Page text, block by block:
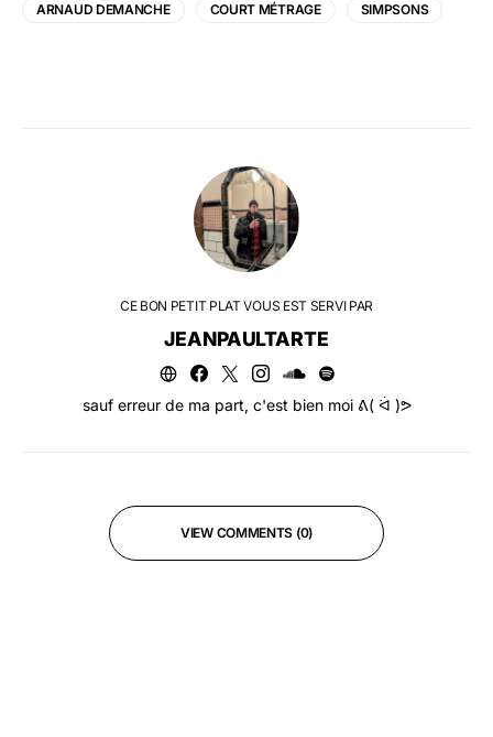
ARNAUD DEMANCHE COURT MÉTRAGE SIMPSONS
CE BON PETIT PLAT VOUS EST SERVI PAR
JEANPAULTARTE
sauf erreur de ma part, c'est bien moi ᕕ( ᐛ )ᕗ
VIEW COMMENTS (0)